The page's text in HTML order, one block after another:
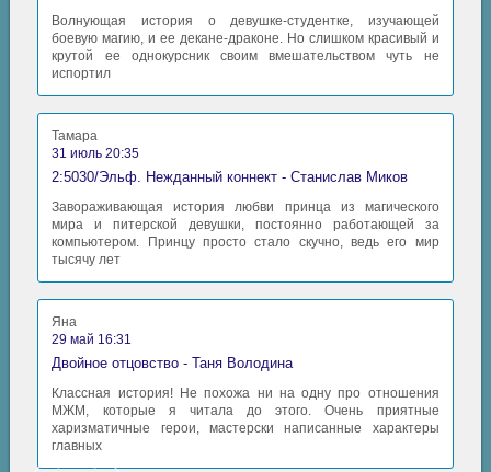
Волнующая история о девушке-студентке, изучающей
боевую магию, и ее декане-драконе. Но слишком красивый и
крутой ее однокурсник своим вмешательством чуть не
испортил
Тамара
31 июль 20:35
2:5030/Эльф. Нежданный коннект - Станислав Миков
Завораживающая история любви принца из магического
мира и питерской девушки, постоянно работающей за
компьютером. Принцу просто стало скучно, ведь его мир
тысячу лет
Яна
29 май 16:31
Двойное отцовство - Таня Володина
Классная история! Не похожа ни на одну про отношения
МЖМ, которые я читала до этого. Очень приятные
харизматичные герои, мастерски написанные характеры
главных